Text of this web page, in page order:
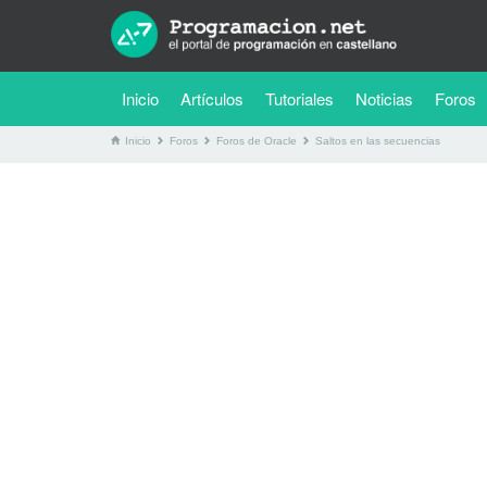
Inicio Artículos Tutoriales (current)
Noticias Foros
Inicio Foros Foros de Oracle Saltos en las secuencias